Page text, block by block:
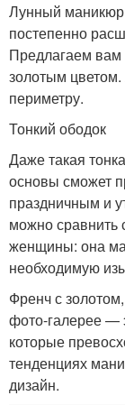
Лунный маникюр
постепенно
Предлагаем вам
золотым
периметру.
Тонкий ободок
Даже такая
основы сможет
праздничным и
можно сравнить
женщины: она
необходимую
Френч с
фото-галерее —
которые
тенденциях
дизайн.